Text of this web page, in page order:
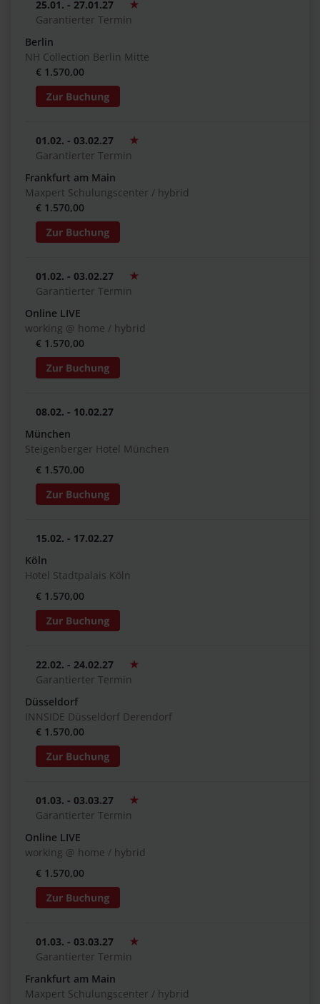
25.01. - 27.01.27
Garantierter Termin
Berlin
NH Collection Berlin Mitte
€ 1.570,00
01.02. - 03.02.27
Garantierter Termin
Frankfurt am Main
Maxpert Schulungscenter / hybrid
€ 1.570,00
01.02. - 03.02.27
Garantierter Termin
Online LIVE
working @ home / hybrid
€ 1.570,00
08.02. - 10.02.27
München
Steigenberger Hotel München
€ 1.570,00
15.02. - 17.02.27
Köln
Hotel Stadtpalais Köln
€ 1.570,00
22.02. - 24.02.27
Garantierter Termin
Düsseldorf
INNSIDE Düsseldorf Derendorf
€ 1.570,00
01.03. - 03.03.27
Garantierter Termin
Online LIVE
working @ home / hybrid
€ 1.570,00
01.03. - 03.03.27
Garantierter Termin
Frankfurt am Main
Maxpert Schulungscenter / hybrid